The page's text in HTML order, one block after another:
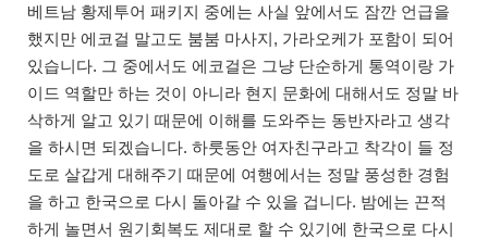
베트남 황제투어 패키지 중에는 사실 앞에서도 잠깐 언급을
했지만 에코걸 말고도 붐붐 마사지, 가라오케가 포함이 되어
있습니다. 그 중에서도 에코걸은 그냥 단순하게 통역이랑 가
이드 역할만 하는 것이 아니라 현지 문화에 대해서도 정말 바
삭하게 알고 있기 때문에 이해를 도와주는 동반자라고 생각
을 하시면 되겠습니다. 하룻동안 여자친구라고 착각이 들 정
도로 살갑게 대해주기 때문에 여행에서는 정말 풍성한 경험
을 하고 한국으로 다시 돌아갈 수 있을 겁니다. 밤에는 끈적
하게 놀면서 원기회복도 제대로 할 수 있기에 한국으로 다시